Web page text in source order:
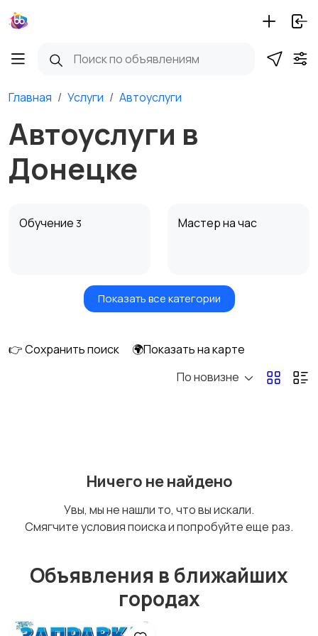
Главная Услуги Автоуслуги
Автоуслуги в
Донецке
Обучение 3 Мастер на час
Красота и здоровье
Транспорт,
IT, интернет, телеком
Организация
Показать все категории
👉 Сохранить поиск
🌍Показать на карте
По новизне
Ничего не найдено
Увы, мы не нашли то, что вы искали.
Смягчите условия поиска и попробуйте еще раз.
Объявления в ближайших
городах